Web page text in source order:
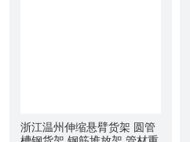
浙江温州伸缩悬臂货架 圆管